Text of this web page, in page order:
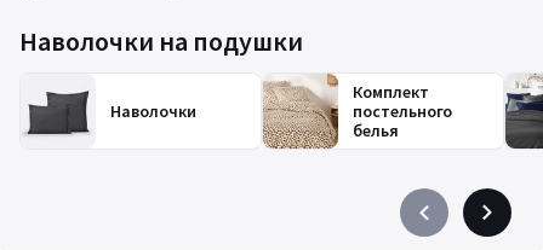
Наволочки на подушки
Наволочки
Комплект
постельного
белья
PrécédentSuivant